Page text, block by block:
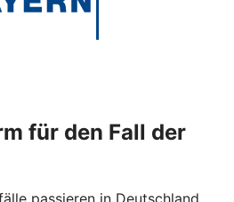
für den Fall der
passieren in Deutschland